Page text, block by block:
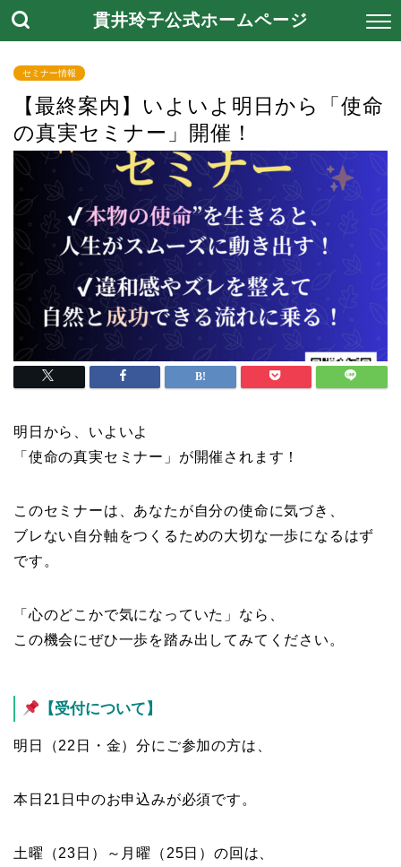
貫井玲子公式ホームページ
セミナー情報
【最終案内】いよいよ明日から「使命
の真実セミナー」開催！
明日から、いよいよ
「使命の真実セミナー」が開催されます！
このセミナーは、あなたが自分の使命に気づき、
ブレない自分軸をつくるための大切な一歩になるはず
です。
「心のどこかで気になっていた」なら、
この機会にぜひ一歩を踏み出してみてください。
【受付について】
明日（22日・金）分にご参加の方は、
本日21日中のお申込みが必須です。
土曜（23日）～月曜（25日）の回は、